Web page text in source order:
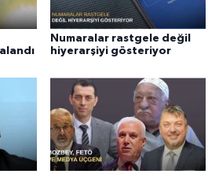
Numaralar rastgele değil
hiyerarşiyi gösteriyor